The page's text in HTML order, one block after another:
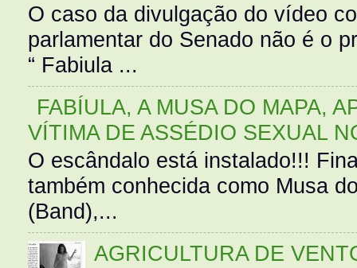
O caso da divulgação do vídeo
parlamentar do Senado não é o
“ Fabiula ...
FABÍULA, A MUSA DO MAPA,
VÍTIMA DE ASSÉDIO SEXUAL
O escândalo está instalado!!!
também conhecida como Musa
(Band),...
AGRICULTURA DE